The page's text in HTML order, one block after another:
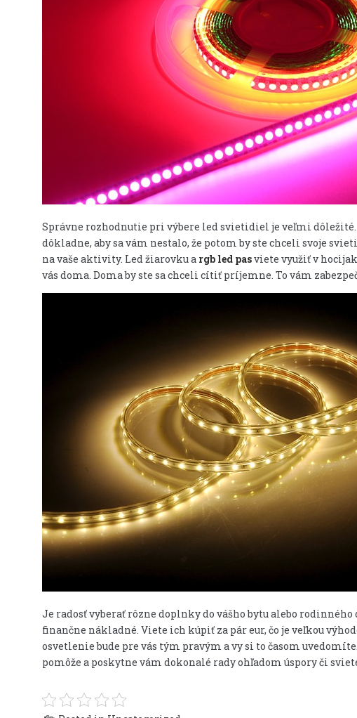
Správne rozhodnutie pri výbere led svietidiel je veľmi
dôkladne, aby sa vám nestalo, že potom by ste chceli svoje
na vaše aktivity. Led žiarovku a rgb led pasviete využiť v
vás doma. Doma by ste sa chceli cítiť príjemne. To vám
Je radosť vyberať rôzne doplnky do vášho bytu alebo
finančne nákladné. Viete ich kúpiť za pár eur, čo je veľkou
osvetlenie bude pre vás tým pravým a vy si to časom
pomôže a poskytne vám dokonalé rady ohľadom úspory či